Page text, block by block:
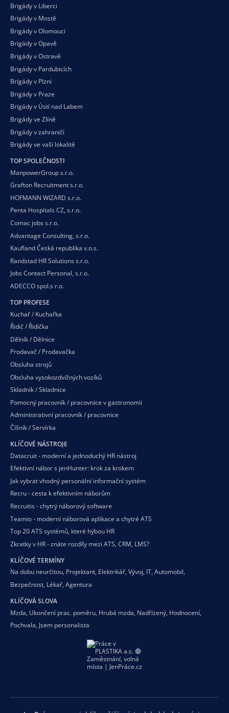
Brigády v Liberci
Brigády v Mostě
Brigády v Olomouci
Brigády v Opavě
Brigády v Ostravě
Brigády v Pardubicích
Brigády v Plzni
Brigády v Praze
Brigády v Ústí nad Labem
Brigády ve Zlíně
Brigády v zahraničí
Brigády ve vaší lokalitě
TOP SPOLEČNOSTI
ManpowerGroup s.r.o.
Grafton Recruitment s.r.o.
HOFMANN WIZARD s.r.o.
Penta Hospitals CZ, s.r.o.
Comac jobs s.r.o.
Advantage Consulting, s.r.o.
Kaufland Česká republika v.o.s.
Randstad HR Solutions s.r.o.
Jobs Contact Personal, s.r.o.
ADECCO spol.s r.o.
TOP PROFESE
Kuchař / Kuchařka
Řidič / Řidička
Dělník / Dělnice
Prodavač / Prodavačka
Obsluha strojů
Obsluha vysokozdvižných vozíků
Skladník / Skladnice
Pomocný pracovník / pracovnice v gastronomii
Administrativní pracovník / pracovnice
Číšník / Servírka
KLÍČOVÉ NÁSTROJE
Datacruit - moderní a jednoduchý HR nástroj
Efektivní nábor s jenHunter: krok za krokem
Jak vybrat vhodný personální informační systém
Recru - cesta k efektivním náborům
Recruitis - chytrý náborový software
Teamio - moderní náborová aplikace a chytré ATS
Top 20 ATS systémů, které hýbou HR
Zkratky v HR - znáte rozdíly mezi ATS, CRM, LMS?
KLÍČOVÉ TERMÍNY
Na dobu neurčitou, Projektant, Elektrikář, Vývoj, IT, Automobil,
Bezpečnost, Lékař, Agentura
KLÍČOVÁ SLOVA
Mzda, Ukončení prac. poměru, Hrubá mzda, Nadřízený, Hodnocení,
Pochvala, Jsem personalista